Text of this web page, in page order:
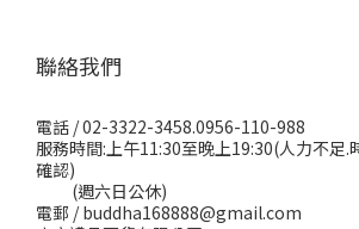
聯絡我們
電話 / 02-3322-3458.0956-110-988
服務時間:上午11:30至晚上19:30(人力不足.
確認)
(週六日公休)
電郵 / buddha168888@gmail.com